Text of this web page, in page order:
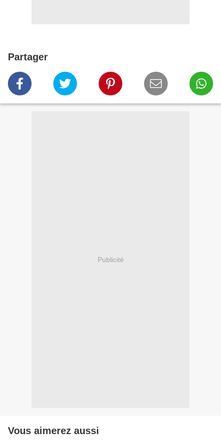
Partager
Publicité
Vous aimerez aussi